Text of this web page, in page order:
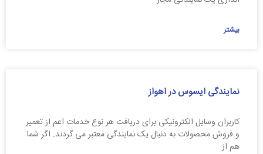
بیشتر
نمایندگی ایسوس در اهواز
کاربران وسایل الکترونیکی برای دریافت هر نوع خدمات اعم از تعمیر
و فروش محصولات به دنبال یک نمایندگی معتبر می گردند. اگر شما
هم از